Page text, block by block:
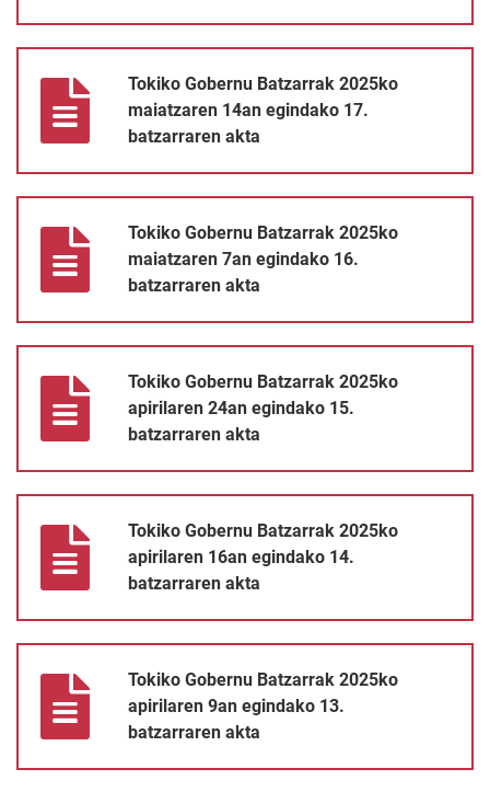
Tokiko Gobernu Batzarrak 2025ko
maiatzaren 14an egindako 17.
batzarraren akta
Tokiko Gobernu Batzarrak 2025ko
maiatzaren 7an egindako 16.
batzarraren akta
Tokiko Gobernu Batzarrak 2025ko
apirilaren 24an egindako 15.
batzarraren akta
Tokiko Gobernu Batzarrak 2025ko
apirilaren 16an egindako 14.
batzarraren akta
Tokiko Gobernu Batzarrak 2025ko
apirilaren 9an egindako 13.
batzarraren akta